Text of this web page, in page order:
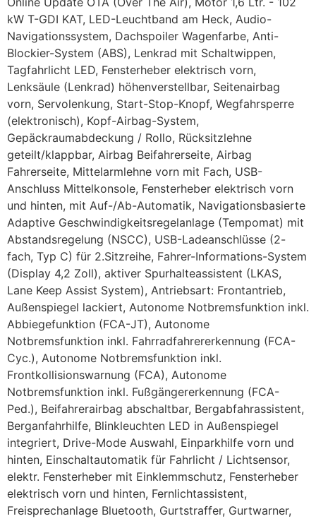
kW T-GDI KAT, LED-Leuchtband am Heck, Audio-
Navigationssystem, Dachspoiler Wagenfarbe, Anti-
Blockier-System (ABS), Lenkrad mit Schaltwippen,
Tagfahrlicht LED, Fensterheber elektrisch vorn,
Lenksäule (Lenkrad) höhenverstellbar, Seitenairbag
vorn, Servolenkung, Start-Stop-Knopf, Wegfahrsperre
(elektronisch), Kopf-Airbag-System,
Gepäckraumabdeckung / Rollo, Rücksitzlehne
geteilt/klappbar, Airbag Beifahrerseite, Airbag
Fahrerseite, Mittelarmlehne vorn mit Fach, USB-
Anschluss Mittelkonsole, Fensterheber elektrisch vorn
und hinten, mit Auf-/Ab-Automatik, Navigationsbasierte
Adaptive Geschwindigkeitsregelanlage (Tempomat) mit
Abstandsregelung (NSCC), USB-Ladeanschlüsse (2-
fach, Typ C) für 2.Sitzreihe, Fahrer-Informations-System
(Display 4,2 Zoll), aktiver Spurhalteassistent (LKAS,
Lane Keep Assist System), Antriebsart: Frontantrieb,
Außenspiegel lackiert, Autonome Notbremsfunktion inkl.
Abbiegefunktion (FCA-JT), Autonome
Notbremsfunktion inkl. Fahrradfahrererkennung (FCA-
Cyc.), Autonome Notbremsfunktion inkl.
Frontkollisionswarnung (FCA), Autonome
Notbremsfunktion inkl. Fußgängererkennung (FCA-
Ped.), Beifahrerairbag abschaltbar, Bergabfahrassistent,
Berganfahrhilfe, Blinkleuchten LED in Außenspiegel
integriert, Drive-Mode Auswahl, Einparkhilfe vorn und
hinten, Einschaltautomatik für Fahrlicht / Lichtsensor,
elektr. Fensterheber mit Einklemmschutz, Fensterheber
elektrisch vorn und hinten, Fernlichtassistent,
Freisprechanlage Bluetooth, Gurtstraffer, Gurtwarner,